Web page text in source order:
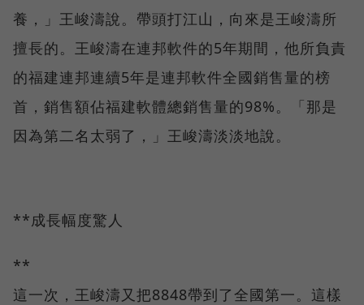
養，」王峻濤說。帶頭打江山，向來是王峻濤所
擅長的。王峻濤在連邦軟件的5年期間，他所負責
的福建連邦連續5年是連邦軟件全國銷售量的榜
首，銷售額佔福建軟體總銷售量的98%。「那是
因為第二名太弱了，」王峻濤淡淡地說。
**成長幅度驚人
**
這一次，王峻濤又把8848帶到了全國第一。這樣